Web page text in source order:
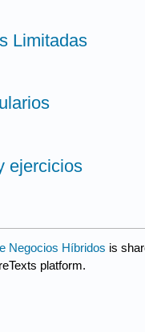
Limitadas
ejercicios
Negocios Híbridos is
platform.